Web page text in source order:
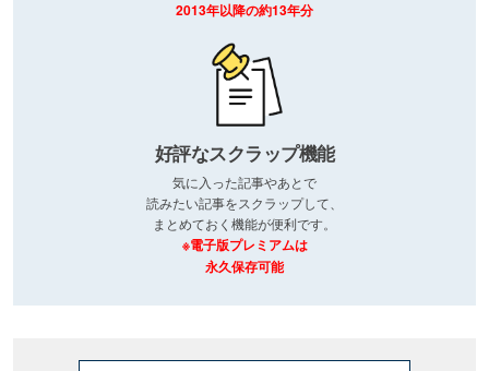
2013年以降の約13年分
好評なスクラップ機能
気に入った記事やあとで
読みたい記事をスクラップして、
まとめておく機能が便利です。
※電子版プレミアムは
永久保存可能